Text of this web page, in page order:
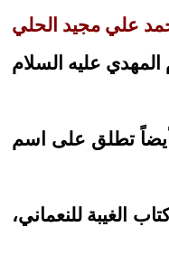
علي مجيد الحلي
وأيضاً تطلق على اسم
الغيبة للنعماني،